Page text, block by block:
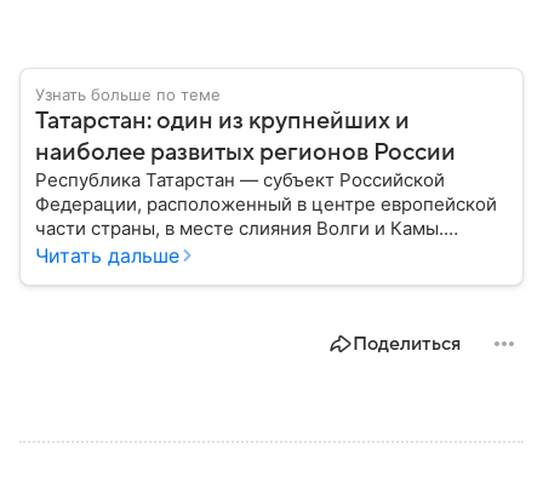
Узнать больше по теме
Татарстан: один из крупнейших и
наиболее развитых регионов России
Республика Татарстан — субъект Российской
Федерации, расположенный в центре европейской
части страны, в месте слияния Волги и Камы.
Регион считается одним из ведущих
наследием, многонациональным населением и
Читать дальше
Поделиться